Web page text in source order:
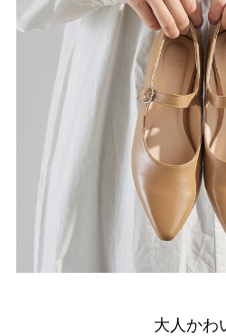
シーンから選ぶ
結婚式・お呼ばれ 通
お葬式・葬儀 オ
リクルート・就活 雨
プ
カラーから選ぶ
大人かわ